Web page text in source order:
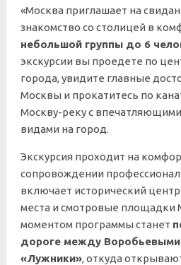
«Москва приглашает на
знакомство со столицей в
небольшой группы до 6
экскурсии вы проедете по
города, увидите главные
Москвы и прокатитесь по
Москву-реку с
видами на город.
Экскурсия проходит на
сопровождении
включает исторический
места и смотровые площадки
моментом программы станет
дороге между
«Лужники», откуда